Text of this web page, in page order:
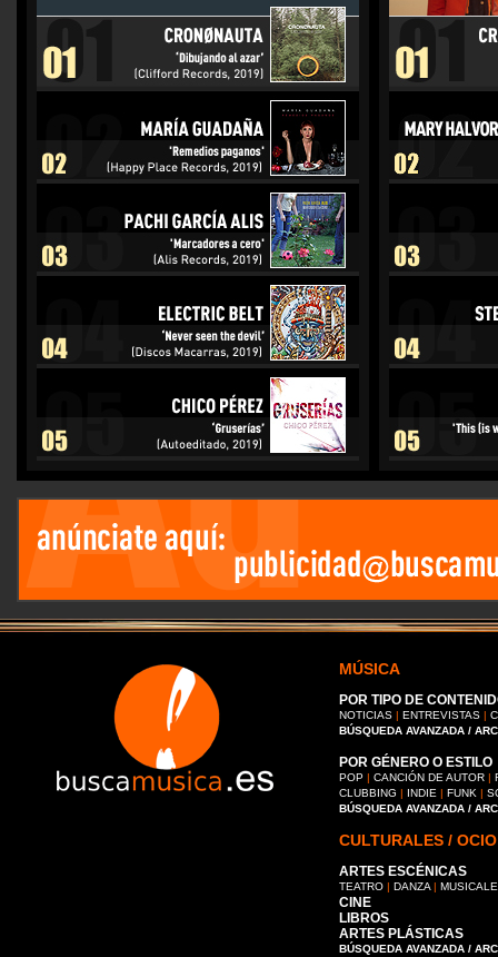
MÚSICA
POR TIPO DE
NOTICIAS | ENTREVISTAS |
BÚSQUEDA AVANZADA /
POR GÉNERO O ESTILO
POP | CANCIÓN DE AUTOR |
CLUBBING | INDIE | FUNK |
BÚSQUEDA AVANZADA /
CULTURALES / OCIO
ARTES ESCÉNICAS
TEATRO | DANZA |
CINE
LIBROS
ARTES PLÁSTICAS
BÚSQUEDA AVANZADA /